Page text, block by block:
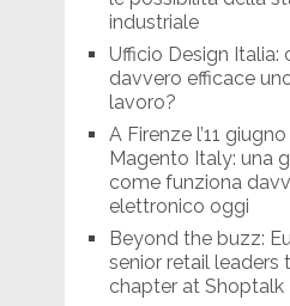
industriale
Ufficio Design Italia:
davvero efficace
lavoro?
A Firenze l’11
Magento Italy: una
come funziona
elettronico oggi
Beyond the buzz:
senior retail leaders
chapter at Shoptalk